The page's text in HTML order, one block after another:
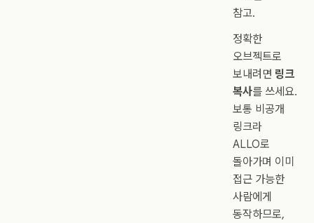
참고.
정확한
오브젝트로
보내려면 링크
복사를 쓰세요.
보통 비공개
링크라
ALLO로
돌아가며 이미
접근 가능한
사람에게
동작하므로,